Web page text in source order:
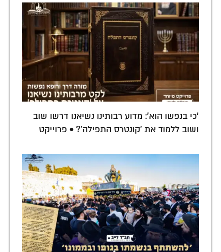
'כי בנפשו הוא': מדוע רבותינו נשיאנו דרשו שוב
ושוב ללמוד את 'קונטרס התפילה'? • פרוייקט